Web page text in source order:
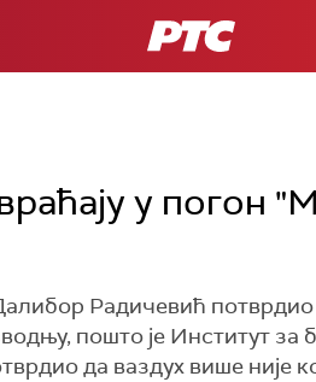
РТС
у погон
Радичевић потврдио
пошто је Институт за
да ваздух више није